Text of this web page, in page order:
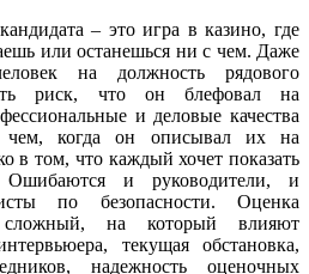
– это игра в казино, где
или останешься ни с чем. Даже
на должность рядового
риск, что он блефовал на
и деловые качества
чем, когда он описывал их на
в том, что каждый хочет показать
и руководители, и
по безопасности. Оценка
на который влияют
текущая обстановка,
надежность оценочных